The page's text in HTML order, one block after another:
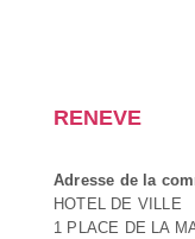
RENEVE
Adresse de la
HOTEL DE VILLE
1 PLACE DE LA